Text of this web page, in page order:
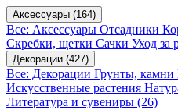
Аксессуары (164)
Все: Аксессуары Отсадники
Скребки, щетки Сачки Уход за
Декорации (427)
Все: Декорации Грунты, камни
Искусственные растения
Литература и сувениры (26)